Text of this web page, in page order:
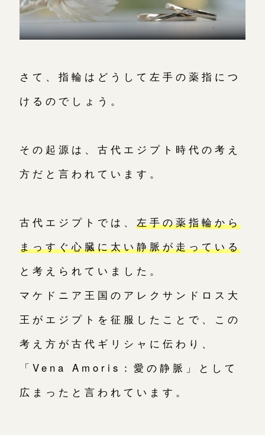
さて、指輪はどうして左手の薬指につ
けるのでしょう。
その起源は、古代エジプト時代の考え
方だと言われています。
古代エジプトでは、左手の薬指輪から
まっすぐ心臓に太い静脈が走っている
と考えられていました。
マケドニア王国のアレクサンドロス大
王がエジプトを征服したことで、この
考え方が古代ギリシャに伝わり、
「Vena Amoris：愛の静脈」として
広まったと言われています。